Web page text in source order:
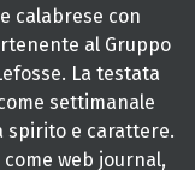
calabrese con
al Gruppo
La testata
settimanale
spirito e carattere.
come web journal,